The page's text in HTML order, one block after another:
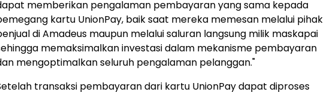
memberikan pengalaman pembayaran yang sama kepada
kartu UnionPay, baik saat mereka memesan melalui pihak
di Amadeus maupun melalui saluran langsung milik maskapai
memaksimalkan investasi dalam mekanisme pembayaran
mengoptimalkan seluruh pengalaman pelanggan."
transaksi pembayaran dari kartu UnionPay dapat diproses